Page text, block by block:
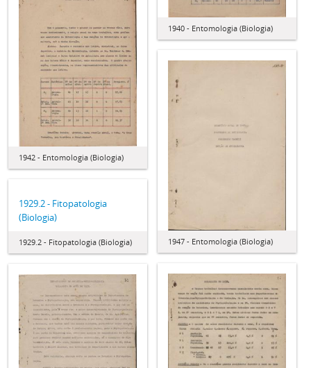
1940 - Entomologia (Biologia)
1942 - Entomologia (Biologia)
1947 - Entomologia (Biologia)
1929.2 - Fitopatologia
(Biologia)
1929.2 - Fitopatologia (Biologia)